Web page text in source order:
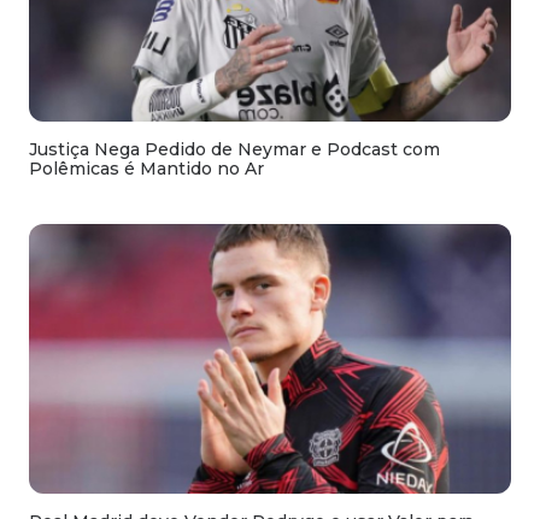
Justiça Nega Pedido de Neymar e Podcast com
Polêmicas é Mantido no Ar